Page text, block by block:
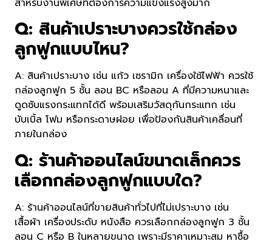
สำหรับงานพิเศษที่ต้องการความแข็งแรงสูงมาก
Q: สินค้าเปราะบางควรใช้กล่อง
ลูกฟูกแบบไหน?
A: สินค้าเปราะบาง เช่น แก้ว เซรามิก เครื่องใช้ไฟฟ้า ควรใช้
กล่องลูกฟูก 5 ชั้น ลอน BC หรือลอน A ที่มีความหนาและ
ดูดซับแรงกระแทกได้ดี พร้อมเสริมวัสดุกันกระแทก เช่น
บับเบิ้ล โฟม หรือกระดาษฝอย เพื่อป้องกันสินค้าเคลื่อนที่
ภายในกล่อง
Q: ร้านค้าออนไลน์ขนาดเล็กควร
เลือกกล่องลูกฟูกแบบใด?
A: ร้านค้าออนไลน์ที่ขายสินค้าทั่วไปที่ไม่เปราะบาง เช่น
เสื้อผ้า เครื่องประดับ หนังสือ ควรเลือกกล่องลูกฟูก 3 ชั้น
ลอน C หรือ B ในหลายขนาด เพราะมีราคาเหมาะสม หาซื้อ